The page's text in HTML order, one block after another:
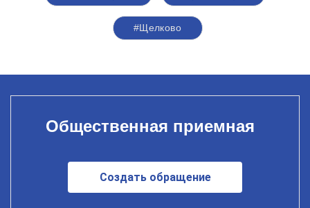
#Щелково
Общественная приемная
Создать обращение